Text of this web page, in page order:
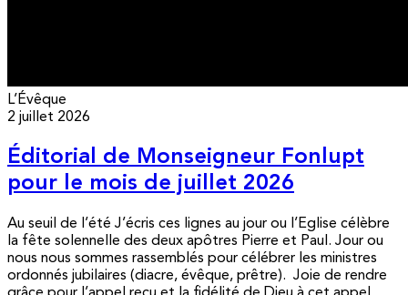
L’Évêque
2 juillet 2026
Éditorial de Monseigneur Fonlupt
pour le mois de juillet 2026
Au seuil de l’été J’écris ces lignes au jour ou l’Eglise célèbre
la fête solennelle des deux apôtres Pierre et Paul. Jour ou
nous nous sommes rassemblés pour célébrer les ministres
ordonnés jubilaires (diacre, évêque, prêtre). Joie de rendre